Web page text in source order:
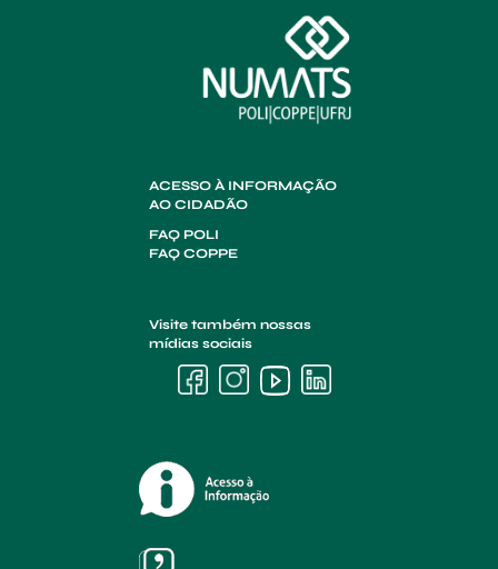
ACESSO À INFORMAÇÃO
AO CIDADÃO
FAQ POLI
FAQ COPPE
Visite também nossas
mídias sociais